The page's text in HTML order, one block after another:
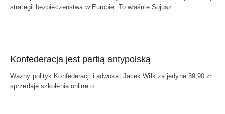
strategii bezpieczeństwa w Europie. To właśnie Sojusz…
Konfederacja jest partią antypolską
Ważny polityk Konfederacji i adwokat Jacek Wilk za jedyne 39,90 zł
sprzedaje szkolenia online o…